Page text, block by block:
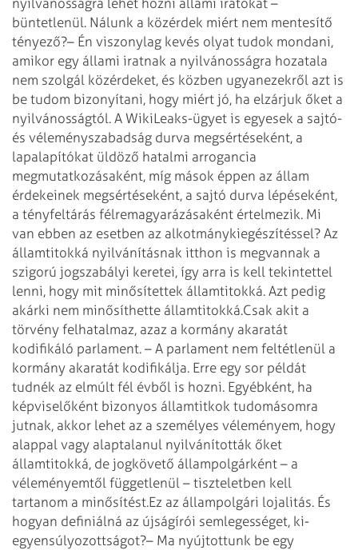
büntetlenül. Nálunk a közérdek miért nem mentesítő
tényező?– Én viszonylag kevés olyat tudok mondani,
amikor egy állami iratnak a nyilvánosságra hozatala
nem szolgál közérdeket, és közben ugyanezekről azt is
be tudom bizonyítani, hogy miért jó, ha elzárjuk őket a
nyilvánosságtól. A WikiLeaks-ügyet is egyesek a sajtó-
és véleményszabadság durva megsértéseként, a
lapalapítókat üldöző hatalmi arrogancia
megmutatkozásaként, míg mások éppen az állam
érdekeinek megsértéseként, a sajtó durva lépéseként,
a tényfeltárás félremagyarázásaként értelmezik. Mi
van ebben az esetben az alkotmánykiegészítéssel? Az
államtitokká nyilvánításnak itthon is megvannak a
szigorú jogszabályi keretei, így arra is kell tekintettel
lenni, hogy mit minősítettek államtitokká. Azt pedig
akárki nem minősíthette államtitokká.Csak akit a
törvény felhatalmaz, azaz a kormány akaratát
kodifikáló parlament. – A parlament nem feltétlenül a
kormány akaratát kodifikálja. Erre egy sor példát
tudnék az elmúlt fél évből is hozni. Egyébként, ha
képviselőként bizonyos államtitkok tudomásomra
jutnak, akkor lehet az a személyes véleményem, hogy
alappal vagy alaptalanul nyilvánították őket
államtitokká, de jogkövető állampolgárként – a
véleményemtől függetlenül – tiszteletben kell
tartanom a minősítést.Ez az állampolgári lojalitás. És
hogyan definiálná az újságírói semlegességet, ki­­
egyensúlyozottságot?– Ma nyújtottunk be egy